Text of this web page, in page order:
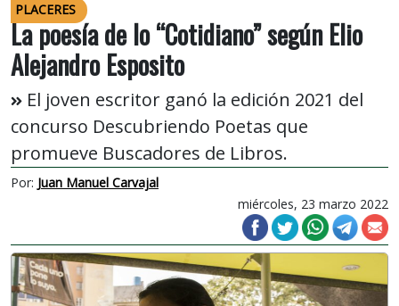
PLACERES
La poesía de lo “Cotidiano” según Elio
Alejandro Esposito
El joven escritor ganó la edición 2021 del
concurso Descubriendo Poetas que
promueve Buscadores de Libros.
Por: Juan Manuel Carvajal
miércoles, 23 marzo 2022